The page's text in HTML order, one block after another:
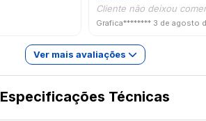
Cliente não deixou
Grafica******** 3 de agosto
Ver mais avaliações
Especificações Técnicas